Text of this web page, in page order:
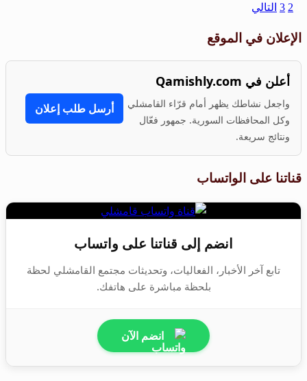
2
3 التالي
الإعلان في الموقع
أعلن في Qamishly.com
واجعل نشاطك يظهر أمام قرّاء القامشلي
وكل المحافظات السورية. جمهور فعّال
ونتائج سريعة.
أرسل طلب إعلان
قناتنا على الواتساب
انضم إلى قناتنا على واتساب
تابع آخر الأخبار، الفعاليات، وتحديثات مجتمع القامشلي لحظة
بلحظة مباشرة على هاتفك.
انضم الآن